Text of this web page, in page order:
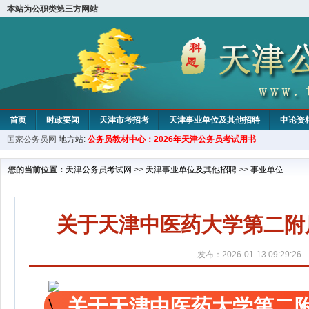
本站为公职类第三方网站
首页 时政要闻 天津市考招考 天津事业单位及其他招聘 申论资
教材中心
国家公务员网 地方站: 公务员教材中心：2026年天津公务员考试用书
您的当前位置： 天津公务员考试网 >> 天津事业单位及其他招聘 >> 事业单位
关于天津中医药大学第二
发布：2026-01-13 09:29:26